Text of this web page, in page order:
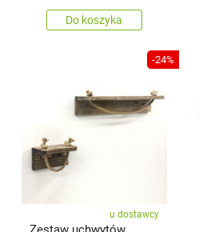
Do koszyka
-24%
u dostawcy